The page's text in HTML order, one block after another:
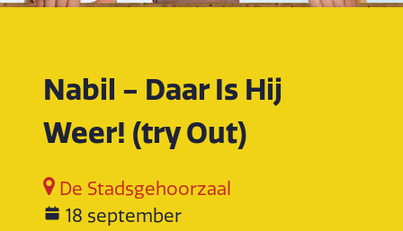
Nabil - Daar Is Hij
Weer! (try Out)
De Stadsgehoorzaal
18 september